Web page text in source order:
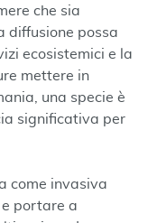
che sia
diffusione possa
ecosistemici e la
mettere in
una specie è
significativa per
come invasiva
portare a